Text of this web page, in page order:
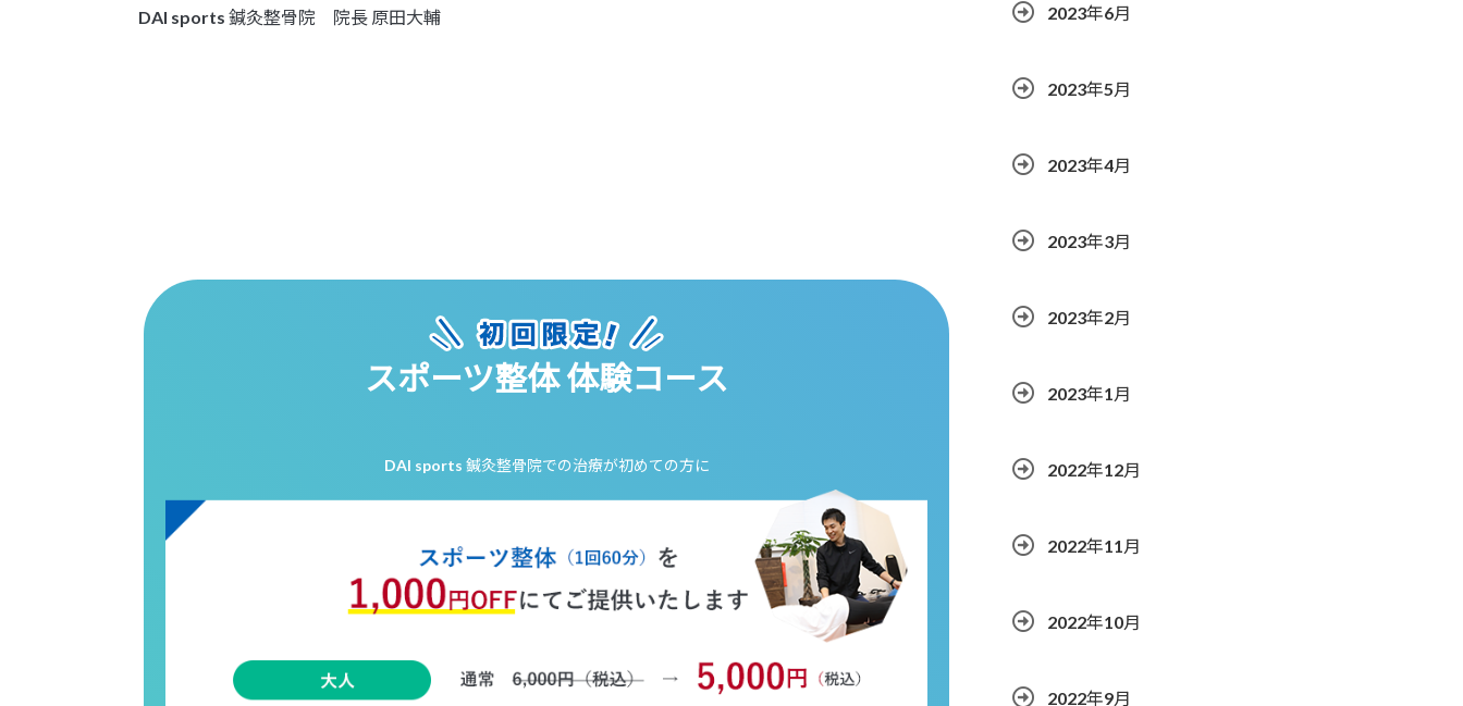
DAI sports 鍼灸整骨院 院長 原田大輔
スポーツ整体 体験コース
DAI sports 鍼灸整骨院での治療が初めての方に
2023年6月
2023年5月
2023年4月
2023年3月
2023年2月
2023年1月
2022年12月
2022年11月
2022年10月
2022年9月